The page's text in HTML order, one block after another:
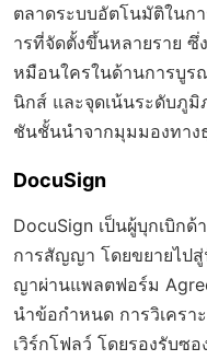
ตลาดระบบอัตโนมัติในก
ารที่จัดตั้งขึ้นหลายราย ซึ่
หมือนใครในด้านการบูร
นิกส์ และจุดเน้นระดับภูมิ
ชันชั้นนำจากมุมมองทาง
DocuSign
DocuSign เป็นผู้บุกเบิก
การสัญญา โดยขยายไป
ญาผ่านแพลตฟอร์ม
นำข้อกำหนด การวิเครา
เวิร์กโฟลว์ โดยรองรับซ